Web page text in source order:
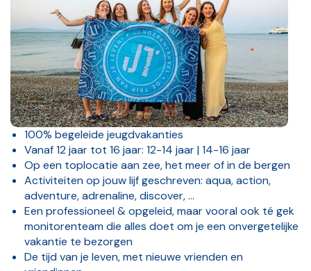
100% begeleide jeugdvakanties
Vanaf 12 jaar tot 16 jaar: 12-14 jaar | 14-16 jaar
Op een toplocatie aan zee, het meer of in de bergen
Activiteiten op jouw lijf geschreven: aqua, action,
adventure, adrenaline, discover, …
Een professioneel & opgeleid, maar vooral ook té gek
monitorenteam die alles doet om je een onvergetelijke
vakantie te bezorgen
De tijd van je leven, met nieuwe vrienden en